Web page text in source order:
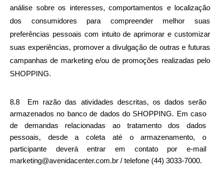
análise sobre os interesses, comportamentos e localização
dos consumidores para compreender melhor suas
preferências pessoais com intuito de aprimorar e customizar
suas experiências, promover a divulgação de outras e futuras
campanhas de marketing e/ou de promoções realizadas pelo
SHOPPING.
8.8  Em razão das atividades descritas, os dados serão
armazenados no banco de dados do SHOPPING. Em caso
de demandas relacionadas ao tratamento dos dados
pessoais, desde a coleta até o armazenamento, o
participante deverá entrar em contato por e-mail
marketing@avenidacenter.com.br / telefone (44) 3033-7000.